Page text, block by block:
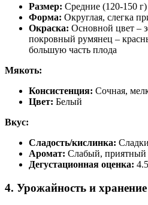
Размер: Средние (120-150 г)
Форма: Округлая, слегка
Окраска: Основной цвет –
покровный румянец –
большую часть плода
Мякоть:
Консистенция: Сочная,
Цвет: Белый
Вкус:
Сладость/кислинка:
Аромат: Слабый, приятный
Дегустационная оценка:
4. Урожайность и хранение